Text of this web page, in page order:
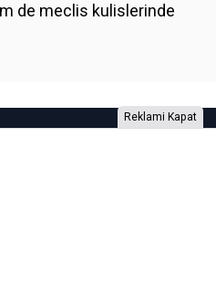
de meclis kulislerinde
Reklami Kapat